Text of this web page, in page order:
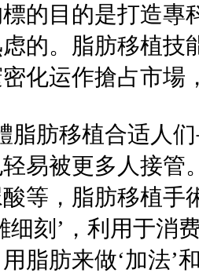
的目的是打造專
的。脂肪移植技
化运作搶占市場
脂肪移植合适人
易被更多人接管
等，脂肪移植手
细刻’，利用于消
脂肪来做‘加法’